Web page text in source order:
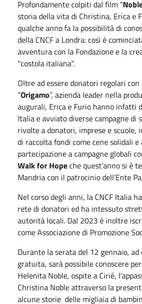
Profondamente colpiti dal film “
storia della vita di Christina, Erica e
qualche anno fa la possibilità di
della CNCF a Londra: così è
avventura con la Fondazione e la
"costola italiana".
Oltre ad essere donatori regolari
“Origamo”, azienda leader nella
augurali, Erica e Furio hanno infatti
Italia e avviato diverse campagne di
rivolte a donatori, imprese e scuole,
di raccolta fondi come cene solidali e
partecipazione a campagne globali
Walk for Hopeche quest’anno si è
Mandria con il patrocinio dell’Ente
Nel corso degli anni, la CNCF Italia
rete di donatori ed ha intessuto
autorità locali. Dal 2023 è inoltre
come Associazione di Promozione
Durante la serata del 12 gennaio,
gratuita, sarà possibile conoscere
Helenita Noble, ospite a Cirié,
Christina Noble attraverso la
alcune storie delle migliaia di